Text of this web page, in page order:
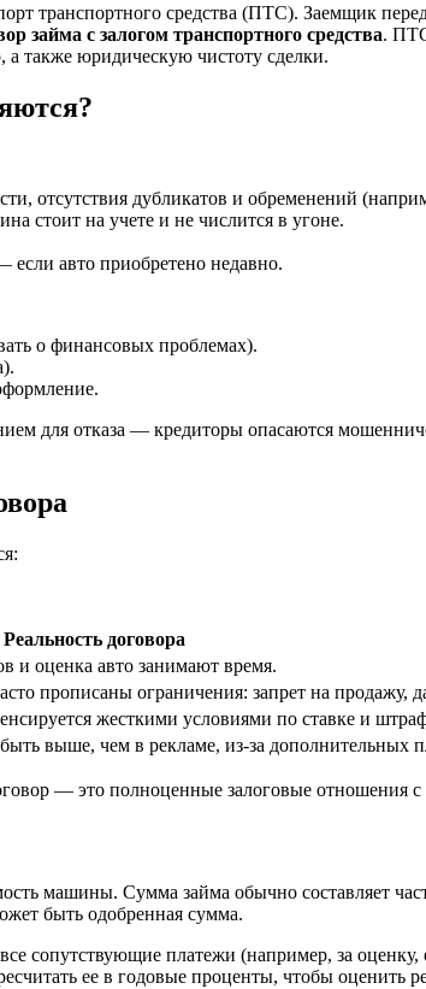
транспортного средства (ПТС). Заемщик
займа с залогом транспортного средства.
а также юридическую чистоту сделки.
отсутствия дубликатов и обременений
стоит на учете и не числится в угоне.
если авто приобретено недавно.
о финансовых проблемах).
для отказа — кредиторы опасаются
Реальность договора
и оценка авто занимают время.
прописаны ограничения: запрет на продажу,
жесткими условиями по ставке и
выше, чем в рекламе, из-за дополнительных
— это полноценные залоговые отношения с
машины. Сумма займа обычно составляет
быть одобренная сумма.
сопутствующие платежи (например, за оценку,
ее в годовые проценты, чтобы оценить